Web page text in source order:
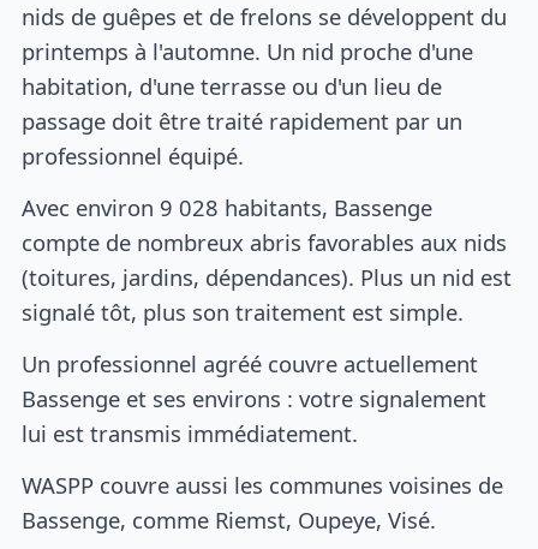
nids de guêpes et de frelons se développent du
printemps à l'automne. Un nid proche d'une
habitation, d'une terrasse ou d'un lieu de
passage doit être traité rapidement par un
professionnel équipé.
Avec environ 9 028 habitants, Bassenge
compte de nombreux abris favorables aux nids
(toitures, jardins, dépendances). Plus un nid est
signalé tôt, plus son traitement est simple.
Un professionnel agréé couvre actuellement
Bassenge et ses environs : votre signalement
lui est transmis immédiatement.
WASPP couvre aussi les communes voisines de
Bassenge, comme Riemst, Oupeye, Visé.